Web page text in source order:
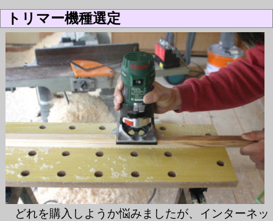
トリマー機種選定
どれを購入しようか悩みましたが、インターネッ